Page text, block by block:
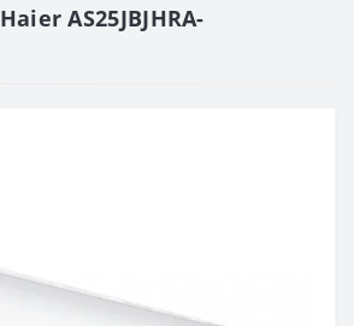
AS25JBJHRA-